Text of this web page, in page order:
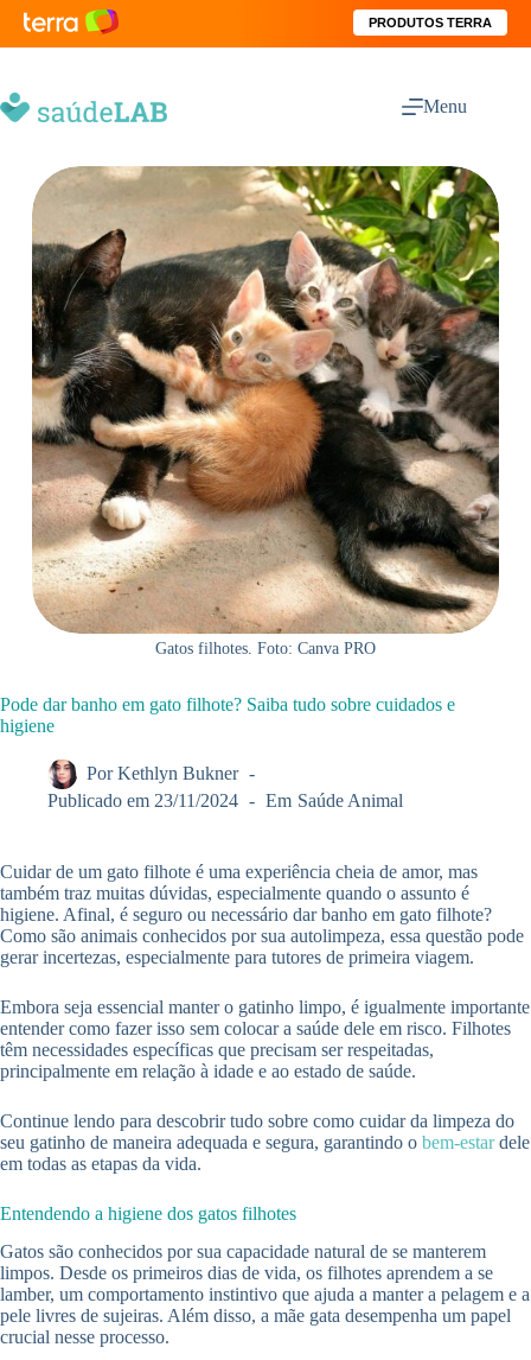
PRODUTOS TERRA
Menu
Gatos filhotes. Foto: Canva PRO
Pode dar banho em gato filhote? Saiba tudo sobre cuidados e
higiene
Por Kethlyn Bukner
Publicado em 23/11/2024 Em Saúde Animal
Cuidar de um gato filhote é uma experiência cheia de amor, mas
também traz muitas dúvidas, especialmente quando o assunto é
higiene. Afinal, é seguro ou necessário dar banho em gato filhote?
Como são animais conhecidos por sua autolimpeza, essa questão pode
gerar incertezas, especialmente para tutores de primeira viagem.
Embora seja essencial manter o gatinho limpo, é igualmente importante
entender como fazer isso sem colocar a saúde dele em risco. Filhotes
têm necessidades específicas que precisam ser respeitadas,
principalmente em relação à idade e ao estado de saúde.
Continue lendo para descobrir tudo sobre como cuidar da limpeza do
seu gatinho de maneira adequada e segura, garantindo o bem-estardele
em todas as etapas da vida.
Entendendo a higiene dos gatos filhotes
Gatos são conhecidos por sua capacidade natural de se manterem
limpos. Desde os primeiros dias de vida, os filhotes aprendem a se
lamber, um comportamento instintivo que ajuda a manter a pelagem e a
pele livres de sujeiras. Além disso, a mãe gata desempenha um papel
crucial nesse processo.